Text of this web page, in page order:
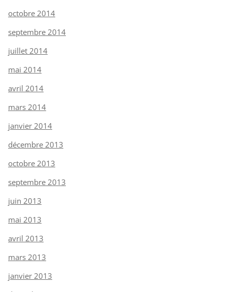
octobre 2014
septembre 2014
juillet 2014
mai 2014
avril 2014
mars 2014
janvier 2014
décembre 2013
octobre 2013
septembre 2013
juin 2013
mai 2013
avril 2013
mars 2013
janvier 2013